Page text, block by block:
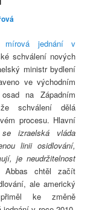
mírová jednání v
schválení nových
ministr bydlení
ve východním
na Západním
schválení dělá
procesu. Hlavní
se izraelská vláda
linii osidlování,
je neudržitelnost
Abbas chtěl začít
ale americký
ke změně